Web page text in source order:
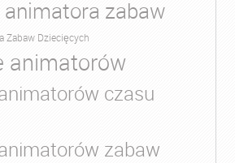
animatora zabaw
Zabaw Dziecięcych
animatorów
czasu
zabaw